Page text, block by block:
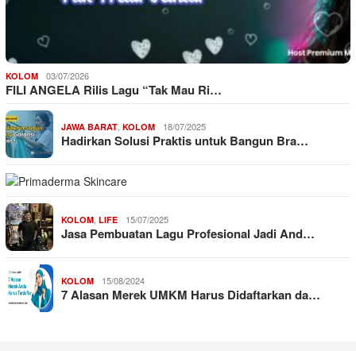
KOLOM 03/07/2026
FILI ANGELA Rilis Lagu “Tak Mau Ri…
JAWA BARAT KOLOM 18/07/2025
Hadirkan Solusi Praktis untuk Bangun Bra…
KOLOM LIFE 15/07/2025
Jasa Pembuatan Lagu Profesional Jadi And…
KOLOM 15/08/2024
7 Alasan Merek UMKM Harus Didaftarkan da…